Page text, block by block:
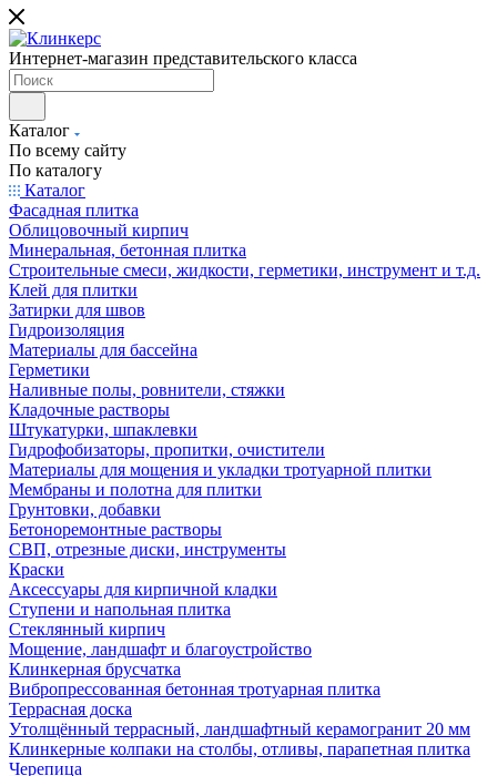
Интернет-магазин представительского класса
Каталог
По всему сайту
По каталогу
Каталог
Фасадная плитка
Облицовочный кирпич
Минеральная, бетонная плитка
Строительные смеси, жидкости, герметики, инструмент и т.д.
Клей для плитки
Затирки для швов
Гидроизоляция
Материалы для бассейна
Герметики
Наливные полы, ровнители, стяжки
Кладочные растворы
Штукатурки, шпаклевки
Гидрофобизаторы, пропитки, очистители
Материалы для мощения и укладки тротуарной плитки
Мембраны и полотна для плитки
Грунтовки, добавки
Бетоноремонтные растворы
СВП, отрезные диски, инструменты
Краски
Аксессуары для кирпичной кладки
Ступени и напольная плитка
Cтеклянный кирпич
Мощение, ландшафт и благоустройство
Клинкерная брусчатка
Вибропрессованная бетонная тротуарная плитка
Террасная доска
Утолщённый террасный, ландшафтный керамогранит 20 мм
Клинкерные колпаки на столбы, отливы, парапетная плитка
Черепица